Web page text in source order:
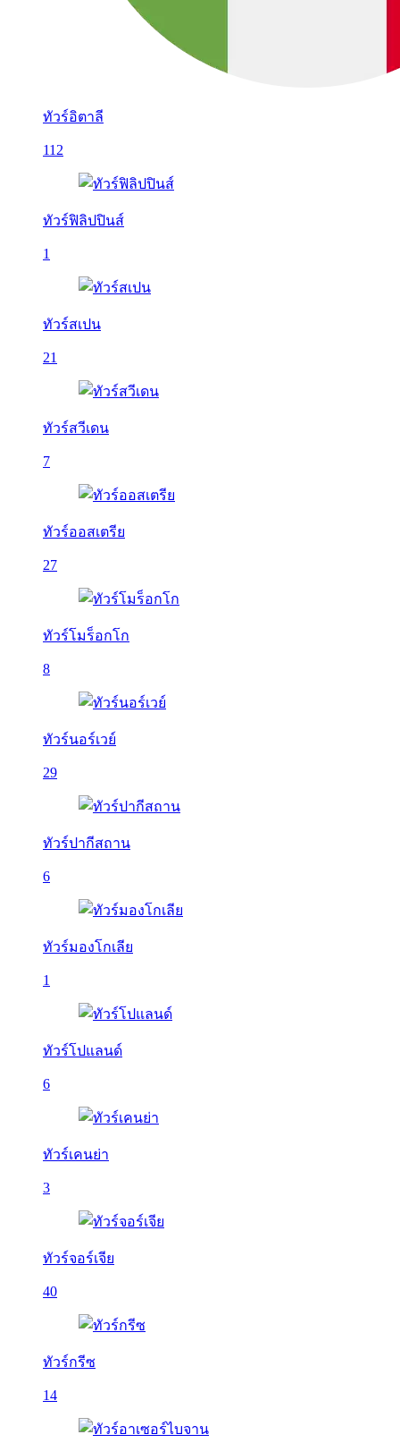
ทัวร์อิตาลี
112
ทัวร์ฟิลิปปินส์
1
ทัวร์สเปน
21
ทัวร์สวีเดน
7
ทัวร์ออสเตรีย
27
ทัวร์โมร็อกโก
8
ทัวร์นอร์เวย์
29
ทัวร์ปากีสถาน
6
ทัวร์มองโกเลีย
1
ทัวร์โปแลนด์
6
ทัวร์เคนย่า
3
ทัวร์จอร์เจีย
40
ทัวร์กรีซ
14